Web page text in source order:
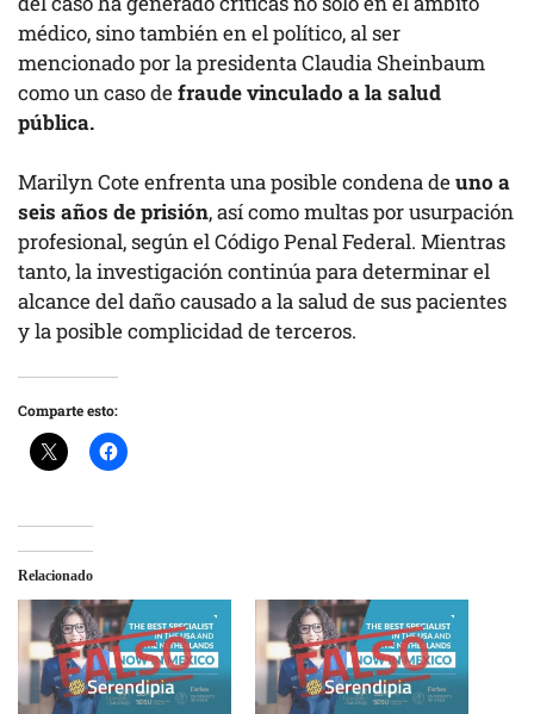
médico, sino también en el político, al ser
mencionado por la presidenta Claudia Sheinbaum
como un caso defraude vinculado a la salud
pública.
Marilyn Cote enfrenta una posible condena deuno a
seis años de prisión, así como multas por usurpación
profesional, según el Código Penal Federal. Mientras
tanto, la investigación continúa para determinar el
alcance del daño causado a la salud de sus pacientes
y la posible complicidad de terceros.
Comparte esto:
Relacionado